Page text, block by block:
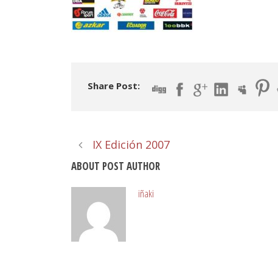
Share Post:
IX Edición 2007
ABOUT POST AUTHOR
iñaki